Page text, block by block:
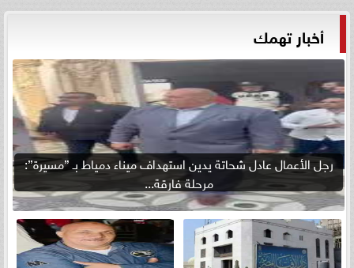
أخبار تهمك
رجل الأعمال عادل شحاتة يدين استهداف ميناء دمياط بـ ”مسيرة”:
مرحلة فارقة...